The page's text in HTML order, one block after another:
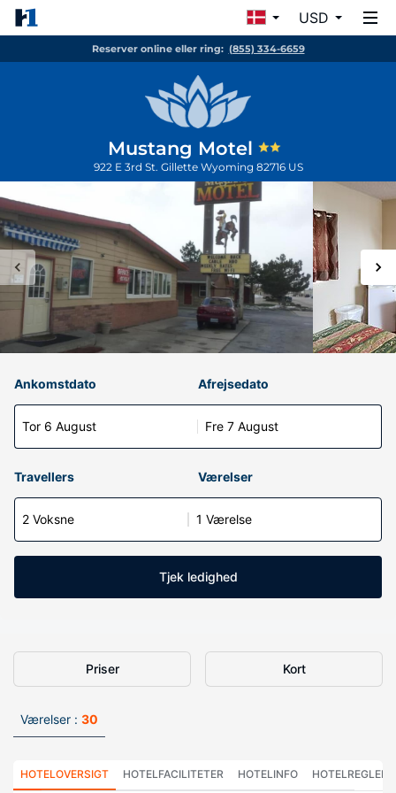
USD
Reserver online eller ring: (855) 334-6659
Mustang Motel
922 E 3rd St. Gillette Wyoming 82716 US
Ankomstdato
Tor 6 August
Afrejsedato
Fre 7 August
Travellers Værelser
2 Voksne 1 Værelse
Tjek ledighed
Priser Kort
Værelser : 30
HOTELOVERSIGT HOTELFACILITETER HOTELINFO HOTELREGLER